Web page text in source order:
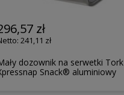
zł
241,11 zł
dozownik na serwetki Tork
Snack® aluminiowy